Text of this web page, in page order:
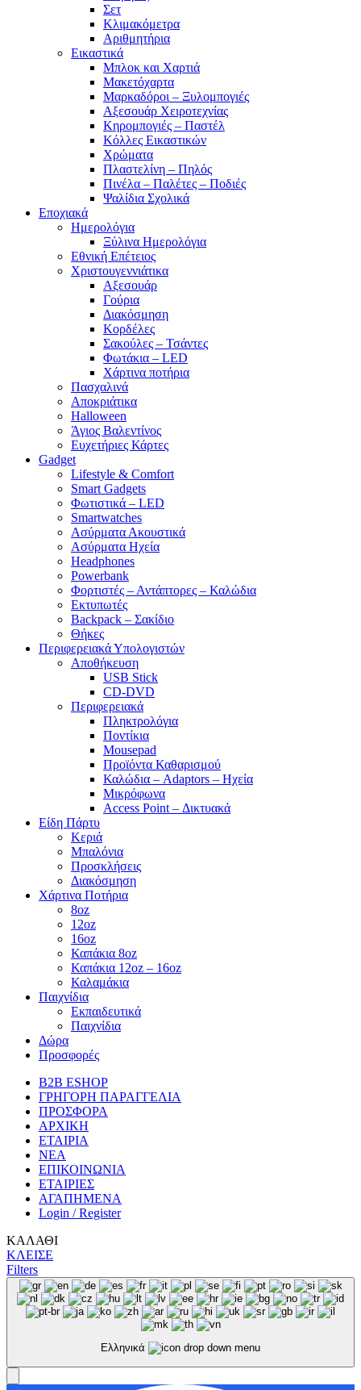
Σετ
Κλιμακόμετρα
Αριθμητήρια
Εικαστικά
Μπλοκ και Χαρτιά
Μακετόχαρτα
Μαρκαδόροι – Ξυλομπογιές
Αξεσουάρ Χειροτεχνίας
Κηρομπογιές – Παστέλ
Κόλλες Εικαστικών
Χρώματα
Πλαστελίνη – Πηλός
Πινέλα – Παλέτες – Ποδιές
Ψαλίδια Σχολικά
Εποχιακά
Ημερολόγια
Ξύλινα Ημερολόγια
Εθνική Επέτειος
Χριστουγεννιάτικα
Αξεσουάρ
Γούρια
Διακόσμηση
Κορδέλες
Σακούλες – Τσάντες
Φωτάκια – LED
Χάρτινα ποτήρια
Πασχαλινά
Αποκριάτικα
Halloween
Άγιος Βαλεντίνος
Ευχετήριες Κάρτες
Gadget
Lifestyle & Comfort
Smart Gadgets
Φωτιστικά – LED
Smartwatches
Ασύρματα Ακουστικά
Ασύρματα Ηχεία
Headphones
Powerbank
Φορτιστές – Αντάπτορες – Καλώδια
Εκτυπωτές
Backpack – Σακίδιο
Θήκες
Περιφερειακά Υπολογιστών
Αποθήκευση
USB Stick
CD-DVD
Περιφερειακά
Πληκτρολόγια
Ποντίκια
Mousepad
Προϊόντα Καθαρισμού
Καλώδια – Adaptors – Ηχεία
Μικρόφωνα
Access Point – Δικτυακά
Είδη Πάρτυ
Κεριά
Μπαλόνια
Προσκλήσεις
Διακόσμηση
Χάρτινα Ποτήρια
8oz
12oz
16oz
Καπάκια 8oz
Καπάκια 12oz – 16oz
Καλαμάκια
Παιχνίδια
Εκπαιδευτικά
Παιχνίδια
Δώρα
Προσφορές
B2B ESHOP
ΓΡΗΓΟΡΗ ΠΑΡΑΓΓΕΛΙΑ
ΠΡΟΣΦΟΡΑ
ΑΡΧΙΚΗ
ΕΤΑΙΡΙΑ
ΝΕΑ
ΕΠΙΚΟΙΝΩΝΙΑ
ΕΤΑΙΡΙΕΣ
ΑΓΑΠΗΜΕΝΑ
Login / Register
ΚΑΛΑΘΙ
ΚΛΕΙΣΕ
Filters
Ελληνικά